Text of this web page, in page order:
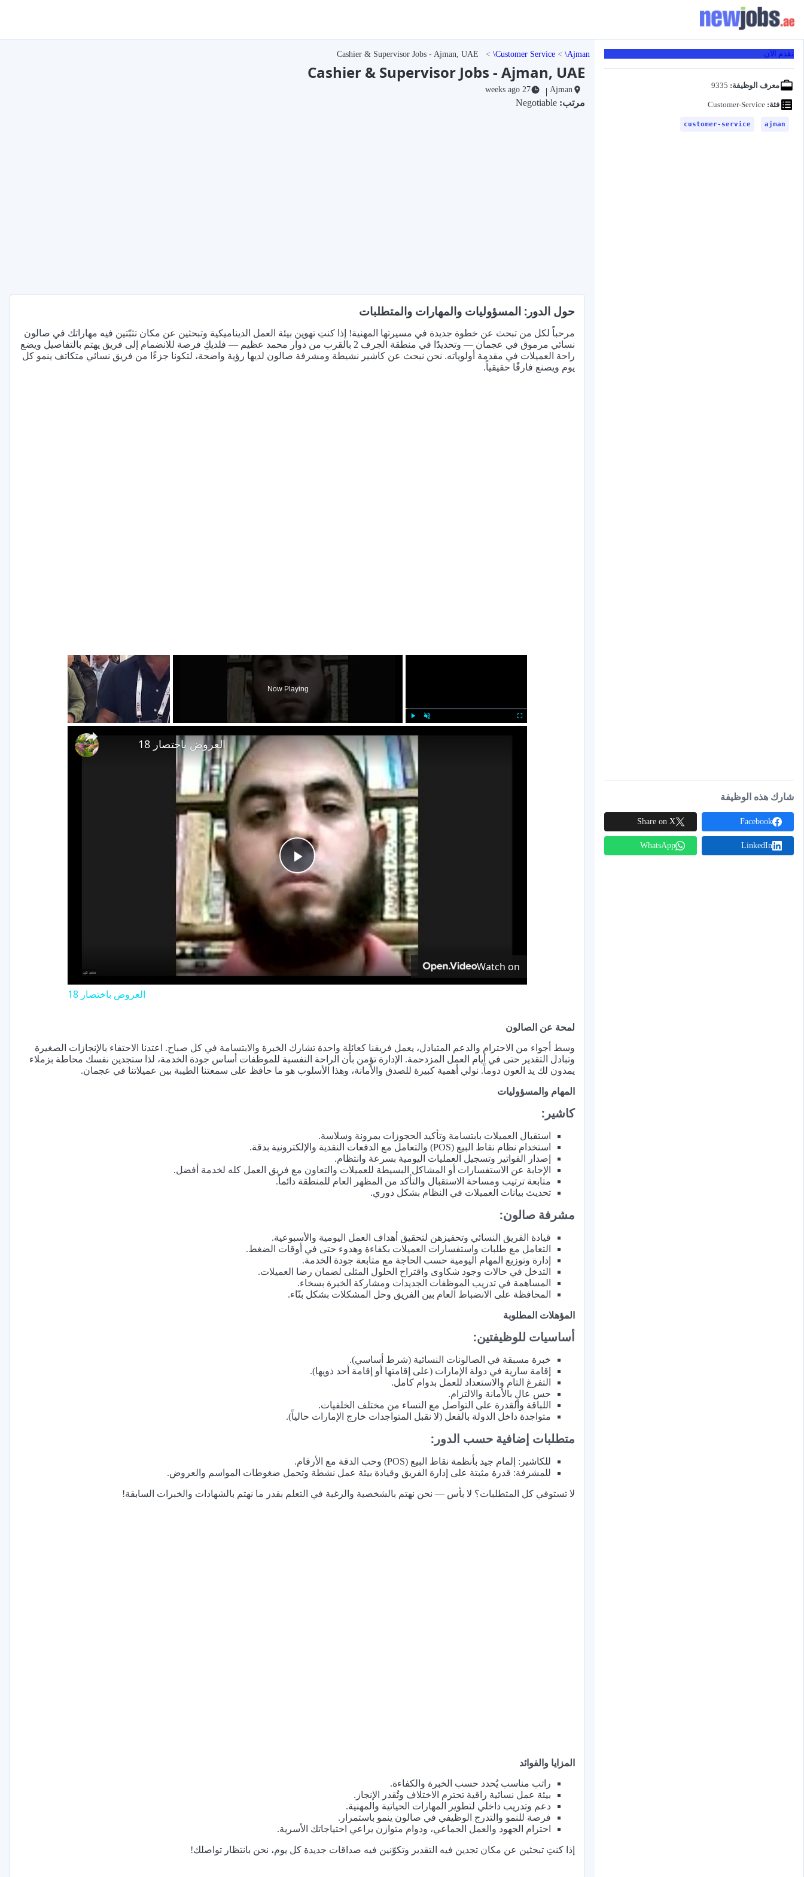
تقدم الآن
معرف الوظيفة:
فئة:
ajman
customer-service
شارك هذه الوظيفة
Facebook
Share on X
LinkedIn
WhatsApp
Ajman
Customer Service
Cashier & Supervisor Jobs - Ajman, UAE
Cashier & Supervisor Jobs - Ajman, UAE
Ajman
|
27 weeks ago
مرتب:
حول الدور: المسؤوليات والمهارات والمتطلبات
مرحباً لكل من تبحث عن خطوة جديدة في مسيرتها المهنية! إذا كنتِ تهوين بيئة العمل الديناميكية وتبحثين عن مكان تثبّتين فيه مهاراتك في صالون
نسائي مرموق في عجمان — وتحديدًا في منطقة الجرف 2 بالقرب من دوار محمد عظيم — فلديكِ فرصة للانضمام إلى فريق يهتم بالتفاصيل ويضع
راحة العميلات في مقدمة أولوياته. نحن نبحث عن كاشير نشيطة ومشرفة صالون لديها رؤية واضحة، لتكونا جزءًا من فريق نسائي متكاتف ينمو كل
يوم ويصنع فارقًا حقيقياً.
Now Playing
Play
Video
العروض باختصار 18
Watch on
العروض باختصار 18
لمحة عن الصالون
وسط أجواء من الاحترام والدعم المتبادل، يعمل فريقنا كعائلة واحدة تشارك الخبرة والابتسامة في كل صباح. اعتدنا الاحتفاء بالإنجازات الصغيرة
وتبادل التقدير حتى في أيام العمل المزدحمة. الإدارة تؤمن بأن الراحة النفسية للموظفات أساس جودة الخدمة، لذا ستجدين نفسك محاطة بزملاء
يمدون لك يد العون دوماً. نولي أهمية كبيرة للصدق والأمانة، وهذا الأسلوب هو ما حافظ على سمعتنا الطيبة بين عميلاتنا في عجمان.
المهام والمسؤوليات
كاشير:
استقبال العميلات بابتسامة وتأكيد الحجوزات بمرونة وسلاسة.
استخدام نظام نقاط البيع (POS) والتعامل مع الدفعات النقدية والإلكترونية بدقة.
إصدار الفواتير وتسجيل العمليات اليومية بسرعة وانتظام.
الإجابة عن الاستفسارات أو المشاكل البسيطة للعميلات والتعاون مع فريق العمل كله لخدمة أفضل.
متابعة ترتيب ومساحة الاستقبال والتأكد من المظهر العام للمنطقة دائماً.
تحديث بيانات العميلات في النظام بشكل دوري.
مشرفة صالون:
قيادة الفريق النسائي وتحفيزهن لتحقيق أهداف العمل اليومية والأسبوعية.
التعامل مع طلبات واستفسارات العميلات بكفاءة وهدوء حتى في أوقات الضغط.
إدارة وتوزيع المهام اليومية حسب الحاجة مع متابعة جودة الخدمة.
التدخل في حالات وجود شكاوى واقتراح الحلول المثلى لضمان رضا العميلات.
المساهمة في تدريب الموظفات الجديدات ومشاركة الخبرة بسخاء.
المحافظة على الانضباط العام بين الفريق وحل المشكلات بشكل بنّاء.
المؤهلات المطلوبة
أساسيات للوظيفتين:
خبرة مسبقة في الصالونات النسائية (شرط أساسي).
إقامة سارية في دولة الإمارات (على إقامتها أو إقامة أحد ذويها).
التفرغ التام والاستعداد للعمل بدوام كامل.
حس عالٍ بالأمانة والالتزام.
اللباقة والقدرة على التواصل مع النساء من مختلف الخلفيات.
متواجدة داخل الدولة بالفعل (لا نقبل المتواجدات خارج الإمارات حالياً).
متطلبات إضافية حسب الدور:
للكاشير: إلمام جيد بأنظمة نقاط البيع (POS) وحب الدقة مع الأرقام.
للمشرفة: قدرة مثبتة على إدارة الفريق وقيادة بيئة عمل نشطة وتحمل ضغوطات المواسم والعروض.
لا تستوفي كل المتطلبات؟ لا بأس — نحن نهتم بالشخصية والرغبة في التعلم بقدر ما نهتم بالشهادات والخبرات السابقة!
المزايا والفوائد
راتب مناسب يُحدد حسب الخبرة والكفاءة.
بيئة عمل نسائية راقية تحترم الاختلاف وتُقدر الإنجاز.
دعم وتدريب داخلي لتطوير المهارات الحياتية والمهنية.
فرصة للنمو والتدرج الوظيفي في صالون ينمو باستمرار.
احترام الجهود والعمل الجماعي، ودوام متوازن يراعي احتياجاتك الأسرية.
إذا كنتِ تبحثين عن مكان تجدين فيه التقدير وتكوّنين فيه صداقات جديدة كل يوم، نحن بانتظار تواصلك!